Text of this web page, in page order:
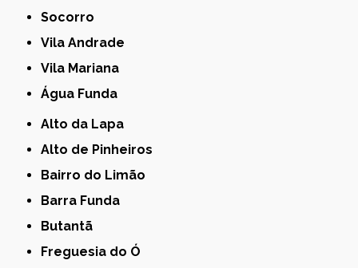
Socorro
Vila Andrade
Vila Mariana
Água Funda
Alto da Lapa
Alto de Pinheiros
Bairro do Limão
Barra Funda
Butantã
Freguesia do Ó